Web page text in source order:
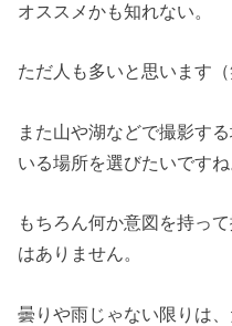
オススメかも知れない。
ただ人も多いと思います（
また山や湖などで撮影す
いる場所を選びたいですね
もちろん何か意図を持っ
はありません。
曇りや雨じゃない限りは